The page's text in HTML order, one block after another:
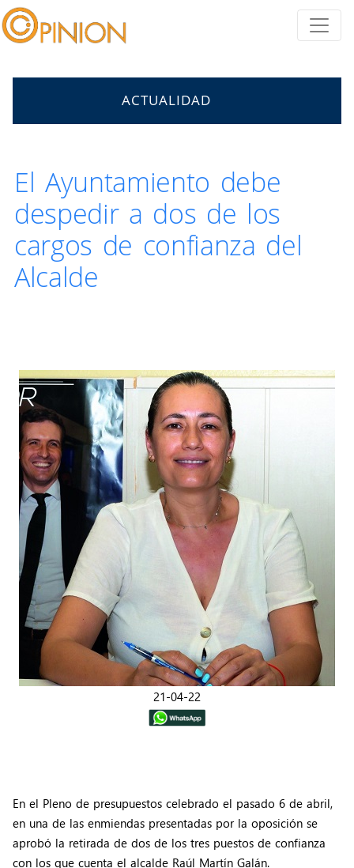
ACTUALIDAD
El Ayuntamiento debe
despedir a dos de los
cargos de confianza del
Alcalde
21-04-22
En el Pleno de presupuestos celebrado el pasado 6 de abril,
en una de las enmiendas presentadas por la oposición se
aprobó la retirada de dos de los tres puestos de confianza
con los que cuenta el alcalde Raúl Martín Galán.